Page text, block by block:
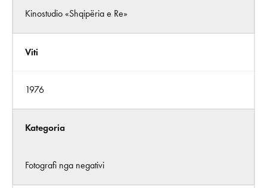
Kinostudio «Shqipëria e Re»
Viti
1976
Kategoria
Fotografi nga negativi